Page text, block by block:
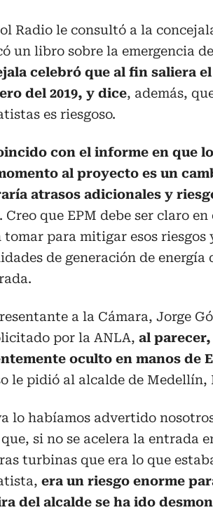
Radio le consultó a la
un libro sobre la emergencia
celebró que al fin saliera
del 2019, y dice, además,
es riesgoso.
con el informe en que
al proyecto es un
atrasos adicionales y
. Creo que EPM debe ser claro
tomar para mitigar esos
de generación de energía
a la Cámara, Jorge
por la ANLA, al
oculto en manos de
le pidió al alcalde de
lo habíamos advertido
si no se acelera la entrada
turbinas que era lo que
era un riesgo enorme
del alcalde se ha ido